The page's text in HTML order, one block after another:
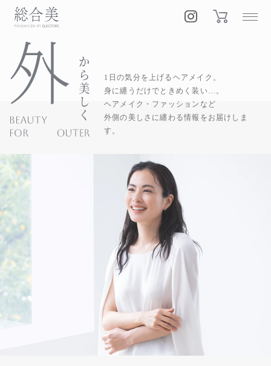
1日の気分を上げるヘアメイク。
身に纏うだけでときめく装い…。
ヘアメイク・ファッションなど
外側の美しさに纏わる情報をお届けしま
す。